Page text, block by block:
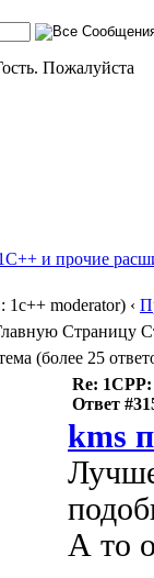
Пожалуйста
и прочие
1c++ moderator) ‹
Re: 1CPP:
Ответ
kms
А то